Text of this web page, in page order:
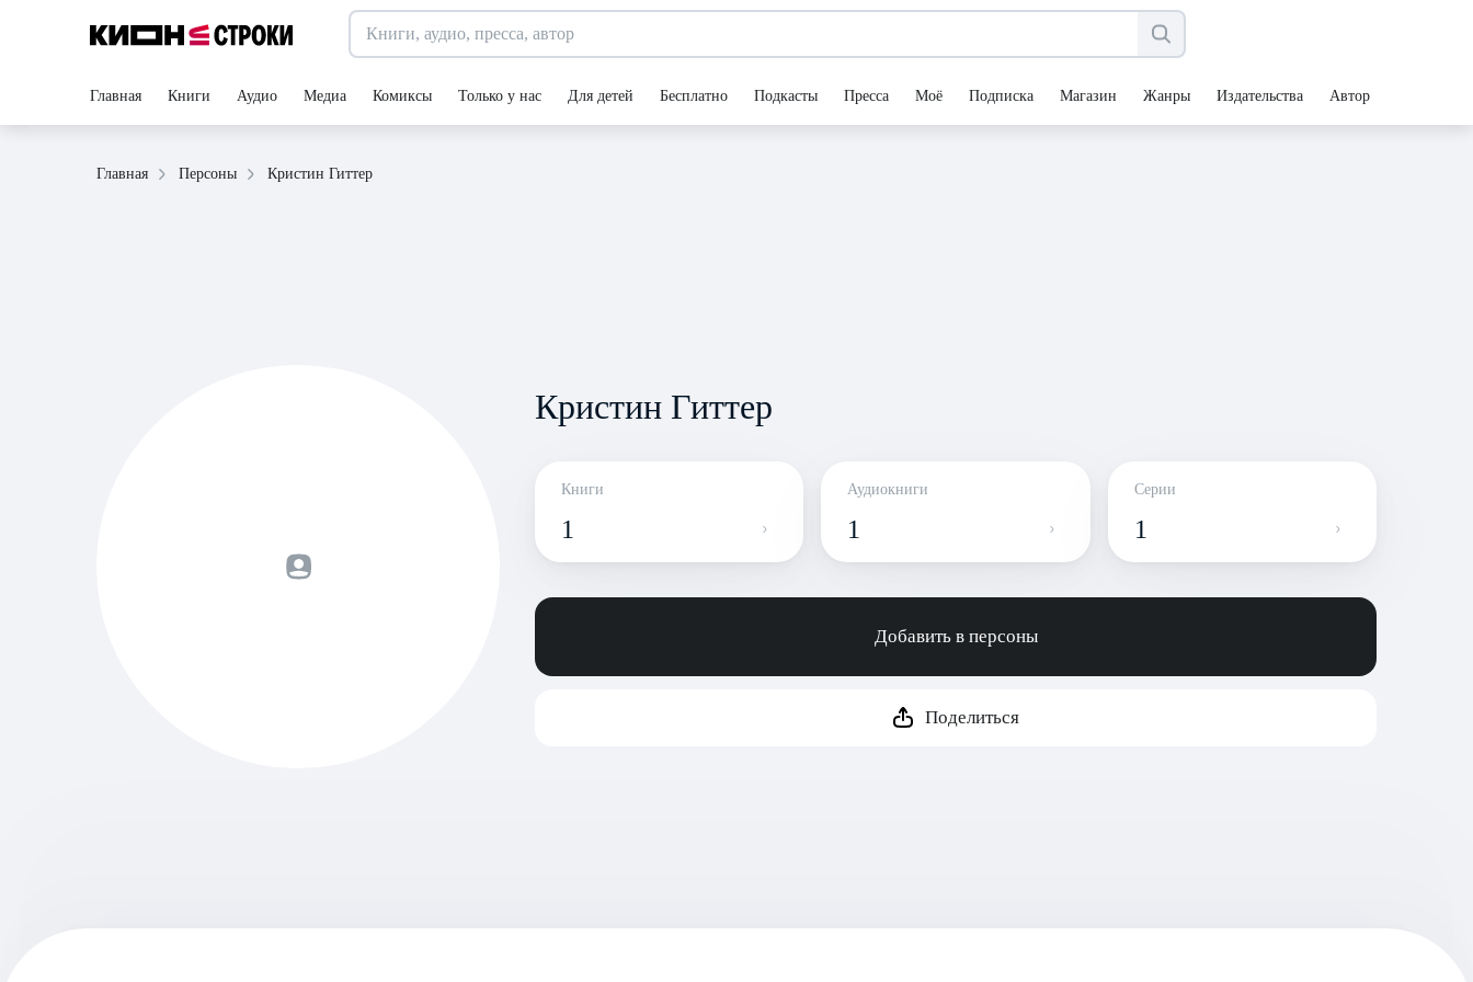
Главная Книги Аудио Медиа Комиксы Только у нас Для детей Бесплатно Подкасты Пресса Моё Подписка Магазин Жанры Издательства Авторы
Главная Персоны Кристин Гиттер
Кристин Гиттер
Книги
1
Аудиокниги
1
Серии
1
Добавить в персоны
Поделиться